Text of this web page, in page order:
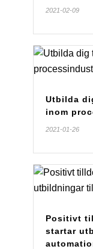
2021-02-09
Utbilda
inom
2021-01-26
Positivt
startar